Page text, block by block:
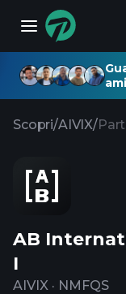
Scopri/AIVIX/
AB
I
AIVIX · NMFQS